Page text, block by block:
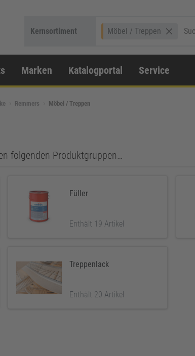
Kernsortiment Möbel / Treppen
Marken Katalogportal Service
Remmers Möbel / Treppen
folgenden Produktgruppen…
Füller
Enthält 19 Artikel
Treppenlack
Enthält 20 Artikel